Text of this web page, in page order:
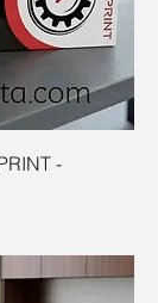
-